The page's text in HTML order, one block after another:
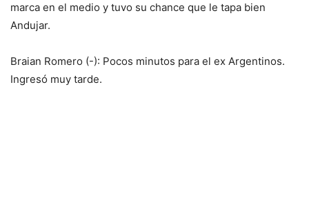
marca en el medio y tuvo su chance que le tapa bien
Andujar.
Braian Romero (-): Pocos minutos para el ex Argentinos.
Ingresó muy tarde.